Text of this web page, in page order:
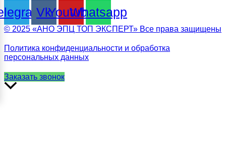
VkYoutube
Whatsapp
© 2025 «АНО ЭПЦ ТОП ЭКСПЕРТ» Все права защищены
Политика конфиденциальности и обработка
персональных данных
Заказать звонок